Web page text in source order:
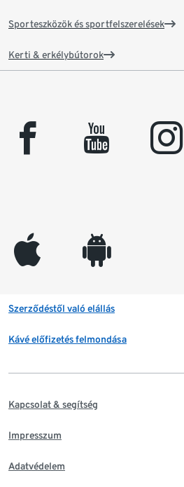
Sporteszközök és sportfelszerelések
Kerti & erkélybútorok
facebook youtube instagram
appleinc android
Szerződéstől való elállás
Kávé előfizetés felmondása
Kapcsolat & segítség
Impresszum
Adatvédelem